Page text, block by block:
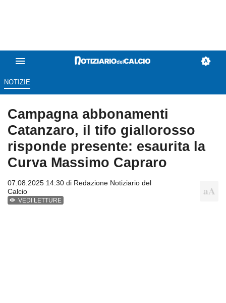
NOTIZIE
Campagna abbonamenti
Catanzaro, il tifo giallorosso
risponde presente: esaurita la
Curva Massimo Capraro
07.08.2025 14:30 di Redazione Notiziario del
Calcio
VEDI LETTURE